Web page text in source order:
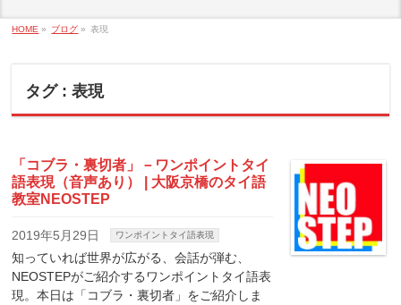
HOME » ブログ » 表現
タグ : 表現
「コブラ・裏切者」－ワンポイントタイ
語表現（音声あり） | 大阪京橋のタイ語
教室NEOSTEP
2019年5月29日 ワンポイントタイ語表現
知っていれば世界が広がる、会話が弾む、
NEOSTEPがご紹介するワンポイントタイ語表
現。本日は「コブラ・裏切者」をご紹介しま